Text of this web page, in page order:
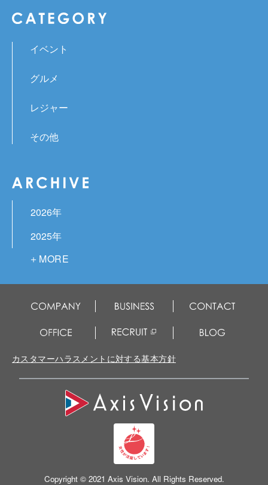
イベント
グルメ
レジャー
その他
2026年
2025年
2024年
2023年
2022年
2021年
2020年
2019年
カスタマーハラスメントに対する基本方針
Copyright © 2021 Axis Vision. All Rights Reserved.